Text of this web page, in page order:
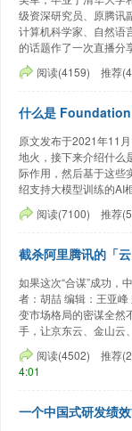
级资深研究员、原腾讯
计算机科学家、自然语
的话题作了一次直播分
阅读(4159)
推荐
什么是
原文发布于2021年11
地火，接下来介绍什么
际作用，然后基于这些
绍支持大模型训练的AI
阅读(7100)
推荐
截杀阿里腾讯的「
如果这次“合谋”成功，
者：胡喆 编辑：王亚
变市场格局的密谋全然
手，让京东云、金山云
阅读(4502)
推荐
4:01
一个中国式研发绩